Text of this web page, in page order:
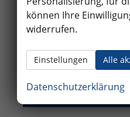
können Ihre
widerrufen.
Alle
Einstellungen
Datenschutzerklärung